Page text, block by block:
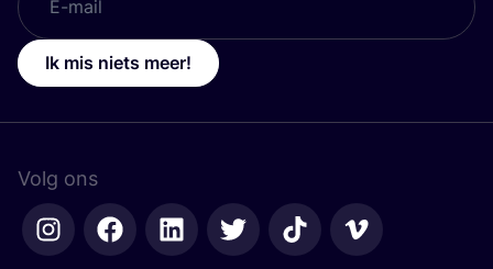
Ik mis niets meer!
Volg ons